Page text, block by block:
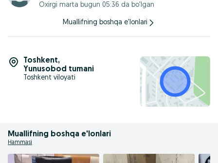
Общий объем холодильника
Количество компрессоров
Т
Количество дверей
Страна производитель
Oxirgi marta bugun 05:36 da bo'lgan
Muallifning boshqa e'lonlari
Toshkent,
Yunusobod tumani
Toshkent viloyati
Muallifning boshqa e'lonlari
Hammasi